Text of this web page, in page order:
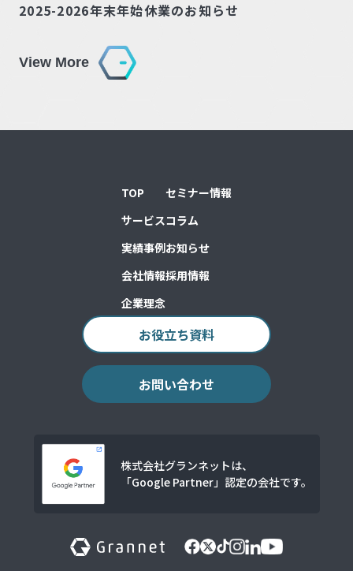
2025-2026年末年始休業のお知らせ
View More
TOP
サービス
実績事例
会社情報
企業理念
セミナー情報
コラム
お知らせ
採用情報
お役立ち資料
お問い合わせ
株式会社グランネットは、
「Google Partner」認定の会社です。